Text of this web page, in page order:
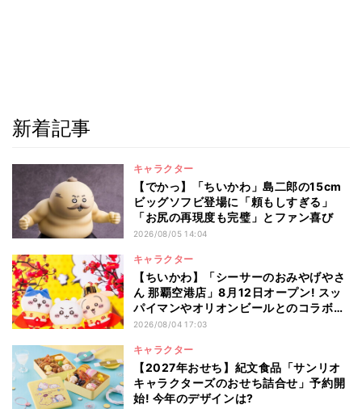
新着記事
キャラクター
【でかっ】「ちいかわ」島二郎の15cm
ビッグソフビ登場に「頼もしすぎる」
「お尻の再現度も完璧」とファン喜び
2026/08/05 14:04
キャラクター
【ちいかわ】「シーサーのおみやげやさ
ん 那覇空港店」8月12日オープン! スッ
パイマンやオリオンビールとのコラボ商
品一覧
2026/08/04 17:03
キャラクター
【2027年おせち】紀文食品「サンリオ
キャラクターズのおせち詰合せ」予約開
始! 今年のデザインは?